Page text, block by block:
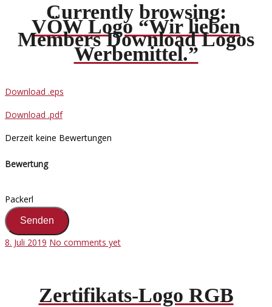
Currently browsing:
Members Download Logos
VÖW Logo “Wir lieben
Werbemittel.”
Download .eps
Download .pdf
Derzeit keine Bewertungen
Bewertung
Packerl
8. Juli 2019 No comments yet
Zertifikats-Logo RGB